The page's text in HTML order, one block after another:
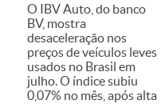
O IBV Auto, do banco
BV, mostra
desaceleração nos
preços de veículos leves
usados no Brasil em
julho. O índice subiu
0,07% no mês, após alta